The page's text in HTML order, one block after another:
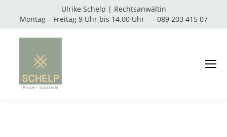
Ulrike Schelp | Rechtsanwältin
Montag – Freitag 9 Uhr bis 14.00 Uhr
089 203 415 07